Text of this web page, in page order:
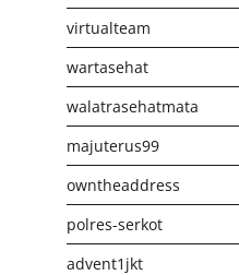
virtualteam
wartasehat
walatrasehatmata
majuterus99
owntheaddress
polres-serkot
advent1jkt